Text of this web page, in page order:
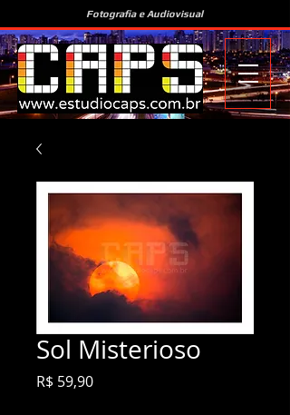
Fotografia e Audiovisual
Sol Misterioso
R$ 59,90Preço